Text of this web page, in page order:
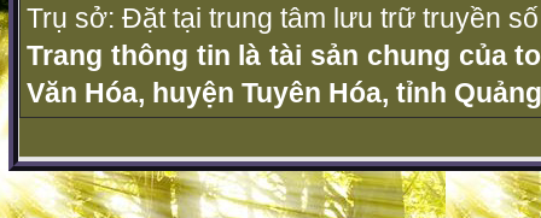
Trụ sở: Đặt tại trung tâm lưu trữ truyền
Trang thông tin là tài sản chung của
Văn Hóa, huyện Tuyên Hóa, tỉnh